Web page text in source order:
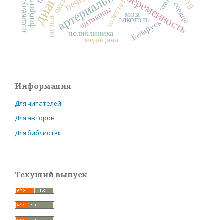
беременность
холестазалкоголь
цитокины Беларусь
мозг
поликлиника
медицина
таурин
сердце
Информация
Для читателей
Для авторов
Для библиотек
Текущий выпуск